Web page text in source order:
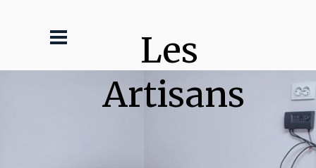
Les
Artisans